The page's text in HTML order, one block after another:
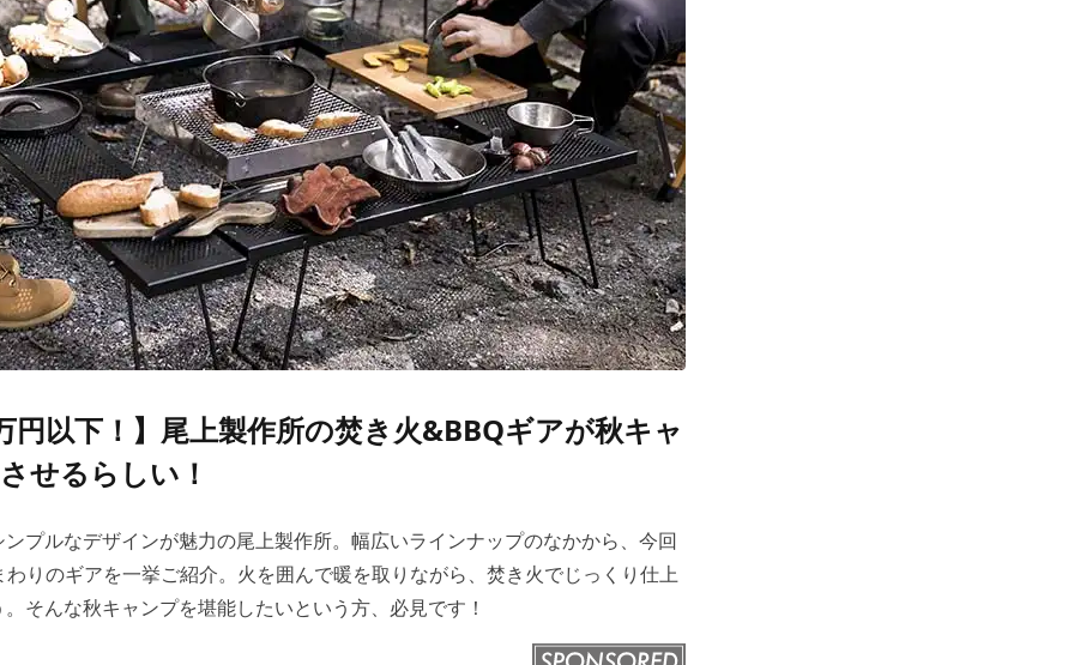
円以下！】尾上製作所の焚き火&BBQギアが秋キャ
せるらしい！
プルなデザインが魅力の尾上製作所。幅広いラインナップのなかから、今回
りのギアを一挙ご紹介。火を囲んで暖を取りながら、焚き火でじっくり仕上
そんな秋キャンプを堪能したいという方、必見です！